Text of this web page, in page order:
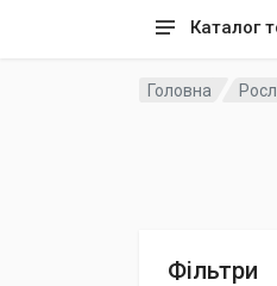
Каталог
Головна
Фільтри